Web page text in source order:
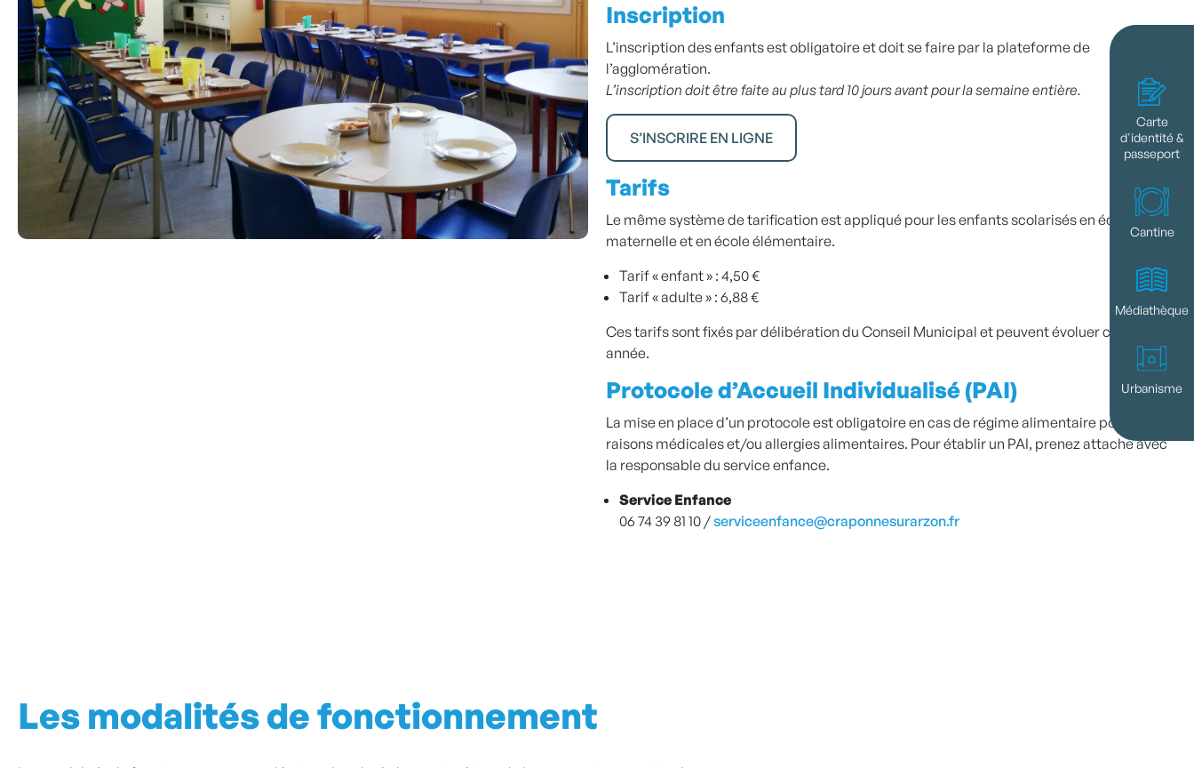
Carte
d'identité &
passeport
Cantine
Médiathèque
Urbanisme
Inscription
L’inscription des enfants est obligatoire et doit se faire par la plateforme de
l’agglomération.
L’inscription doit être faite au plus tard 10 jours avant pour la semaine entière.
S’INSCRIRE EN LIGNE
Tarifs
Le même système de tarification est appliqué pour les enfants scolarisés en école
maternelle et en école élémentaire.
Tarif « enfant » : 4,50 €
Tarif « adulte » : 6,88 €
Ces tarifs sont fixés par délibération du Conseil Municipal et peuvent évoluer chaque
année.
Protocole d’Accueil Individualisé (PAI)
La mise en place d’un protocole est obligatoire en cas de régime alimentaire pour
raisons médicales et/ou allergies alimentaires. Pour établir un PAI, prenez attache avec
la responsable du service enfance.
Service Enfance
06 74 39 81 10 /serviceenfance@craponnesurarzon.fr
Les modalités de fonctionnement